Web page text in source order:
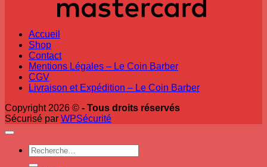
Accueil
Shop
Contact
Mentions Légales – Le Coin Barber
CGV
Livraison et Expédition – Le Coin Barber
Copyright 2026 © - Tous droits réservés
Sécurisé par WPSécurité
Recherche
pour :